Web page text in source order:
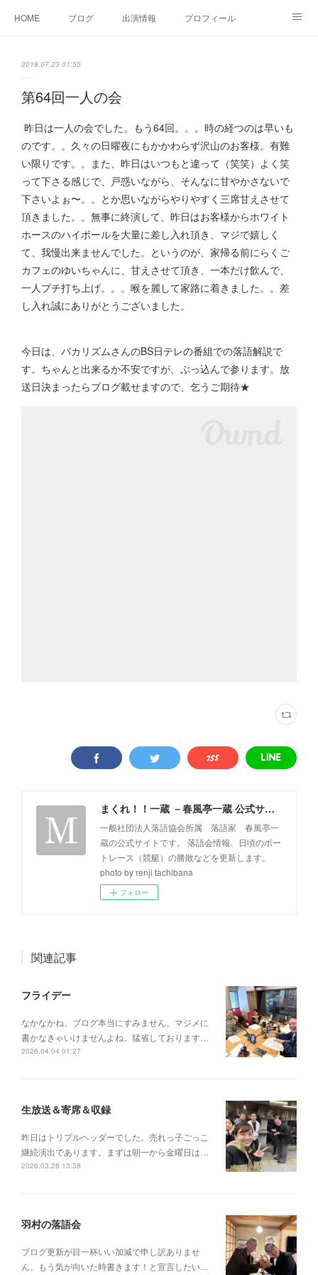
HOME ブログ 出演情報 プロフィール
2018.07.23 01:55
第64回一人の会
昨日は一人の会でした。もう64回。。。時の経つのは早いも
のです。。久々の日曜夜にもかかわらず沢山のお客様。有難
い限りです。。また、昨日はいつもと違って（笑笑）よく笑
って下さる感じで、戸惑いながら、そんなに甘やかさないで
下さいよぉ〜。。とか思いながらやりやすく三席甘えさせて
頂きました。。無事に終演して、昨日はお客様からホワイト
ホースのハイボールを大量に差し入れ頂き、マジで嬉しく
て、我慢出来ませんでした。というのが、家帰る前にらくご
カフェのゆいちゃんに、甘えさせて頂き、一本だけ飲んで、
一人プチ打ち上げ。。。喉を麗して家路に着きました。。差
し入れ誠にありがとうございました。
今日は、バカリズムさんのBS日テレの番組での落語解説で
す。ちゃんと出来るか不安ですが、ぶっ込んで参ります。放
送日決まったらブログ載せますので、乞うご期待★
まくれ！！一蔵 －春風亭一蔵 公式サイト－
一般社団法人落語協会所属 落語家 春風亭一
蔵の公式サイトです。 落語会情報、日頃のボー
トレース（競艇）の勝敗などを更新します。
photo by renji tachibana
フォロー
関連記事
フライデー
なかなかね、ブログ本当にすみません。マジメに
書かなきゃいけませんよね。猛省しております…
2026.04.04 01:27
生放送＆寄席＆収録
昨日はトリプルヘッダーでした。売れっ子ごっこ
継続演出であります。まずは朝一から金曜日は…
2026.03.28 13:38
羽村の落語会
ブログ更新が目一杯いい加減で申し訳ありませ
ん。もう気が向いた時書きます！と宣言したい…